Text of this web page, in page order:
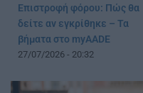
Επιστροφή φόρου: Πώς θα
δείτε αν εγκρίθηκε – Τα
βήματα στο myAADE
27/07/2026 - 20:32